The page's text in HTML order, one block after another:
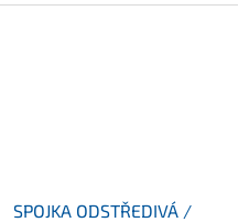
SPOJKA ODSTŘEDIVÁ /